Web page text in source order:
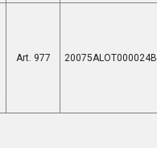
Art. 977 20075ALOT000024B